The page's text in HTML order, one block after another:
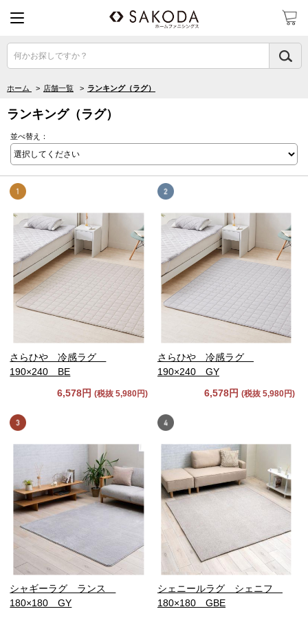
何かお探しですか？
ホーム > 店舗一覧 > ランキング（ラグ）
ランキング（ラグ）
並べ替え：
さらひや 冷感ラグ
190×240 BE
6,578円 (税抜 5,980円)
さらひや 冷感ラグ
190×240 GY
6,578円(税抜 5,980円)
シャギーラグ ランス
180×180 GY
シェニールラグ シェニフ
180×180 GBE